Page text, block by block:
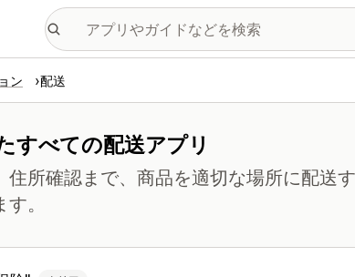
ン 配送
すべての配送アプリ
住所確認まで、商品を適切な場所に配送
。